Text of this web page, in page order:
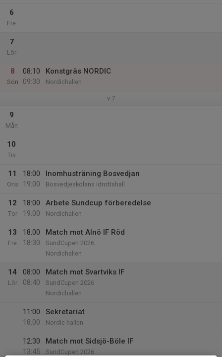
6
Fre
7
Lör
8
Sön
08:10
09:30
Konstgräs NORDIC
Nordichallen
v.7
9
Mån
10
Tis
11
Ons
18:00
19:00
Inomhusträning Bosvedjan
Bosvedjeskolans idrottshall
12
Tor
18:00
19:00
Arbete Sundcup förberedelse
Nordichallen
13
Fre
18:00
18:30
Match mot Alnö IF Röd
SundCupen 2026
Nordichallen
14
Lör
08:00
08:40
Match mot Svartviks IF
SundCupen 2026
Nordichallen
11:00
18:00
Sekretariat
Nordic hallen
12:30
13:45
Match mot Sidsjö-Böle IF
SundCupen 2026